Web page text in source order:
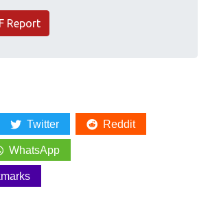
Report
Twitter Reddit
WhatsApp